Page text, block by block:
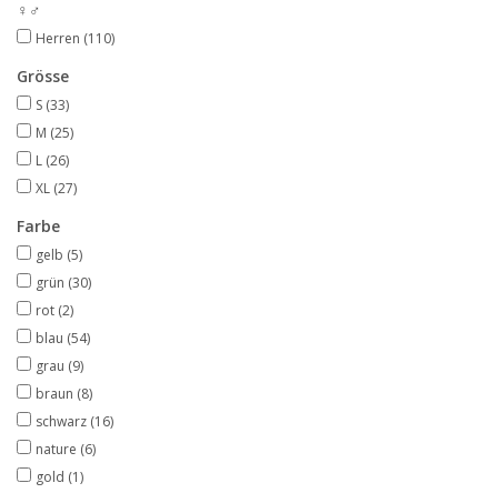
Marken
♀♂
Herren (110)
Grösse
S (33)
M (25)
L (26)
XL (27)
Farbe
gelb (5)
grün (30)
rot (2)
blau (54)
grau (9)
braun (8)
schwarz (16)
nature (6)
gold (1)